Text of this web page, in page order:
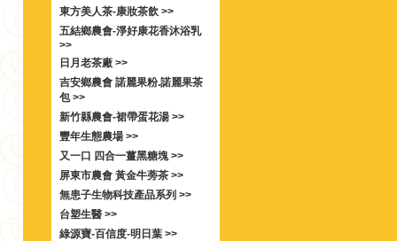
東方美人茶-康妝茶飲 >>
五結鄉農會-淨好康花香沐浴乳
>>
日月老茶廠 >>
吉安鄉農會 諾麗果粉.諾麗果茶
包 >>
新竹縣農會-裙帶蛋花湯 >>
豐年生態農場 >>
又一口 四合一薑黑糖塊 >>
屏東市農會 黃金牛蒡茶 >>
無患子生物科技產品系列 >>
台塑生醫 >>
綠源寶-百信度-明日葉 >>